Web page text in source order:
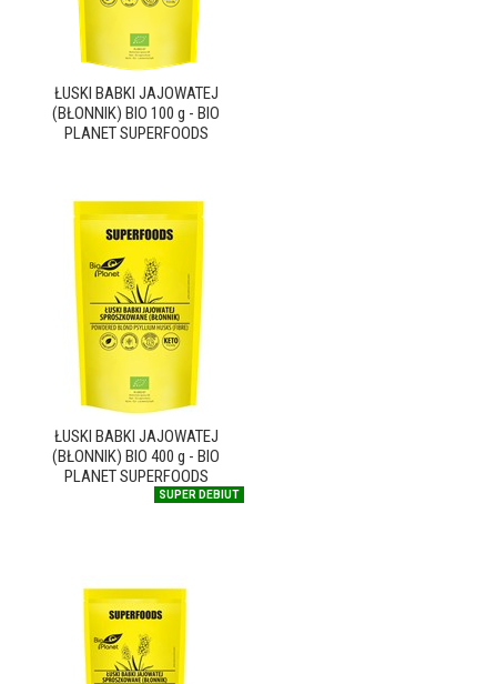
ŁUSKI BABKI JAJOWATEJ
(BŁONNIK) BIO 100 g - BIO
PLANET SUPERFOODS
ŁUSKI BABKI JAJOWATEJ
(BŁONNIK) BIO 400 g - BIO
PLANET SUPERFOODS
SUPER DEBIUT